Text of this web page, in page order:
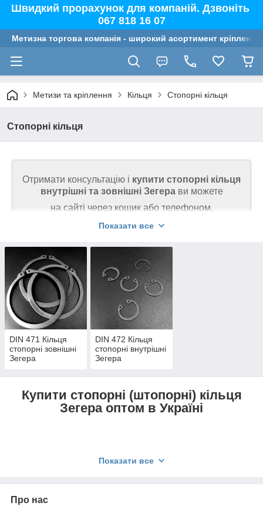
Швидкий прорахунок для компаній. Дзвоніть
067 818 16 07
Метизна торгова компанія - широкий асортимент
Метизи та кріплення Кільця Стопорні кільця
Стопорні кільця
Отримати консультацію і купити стопорні кільця
внутрішні та зовнішні Зегера ви можете
на сайті через кошик або телефоном.
Телефонуйте 067 818 16 07
Показати все
DIN 471 Кільця
стопорні зовнішні
Зегера
DIN 472 Кільця
стопорні внутрішні
Зегера
Купити стопорні (штопорні) кільця
Зегера оптом в Україні
— це напівзамкнене кільце з
посадковому місці, фіксуючи її та не даючи змоги
Показати все
Про нас